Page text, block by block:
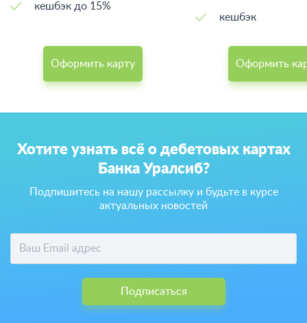
кешбэк до 15%
Оформить карту
кешбэк
Оформить
Хотите узнать всё о дебетовых картах
Банка Уралсиб?
Подпишитесь на нашу рассылку и будьте в курсе
актуальных новостей
Подписаться